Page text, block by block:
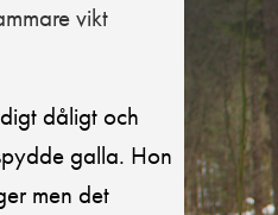
vikt
dåligt och
galla. Hon
men det